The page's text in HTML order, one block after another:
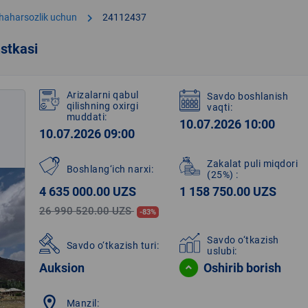
uchun chevron_right 24112437
Arizalarni qabul
qilishning oxirgi
muddati:
10.07.2026 09:00
Savdo boshlanish
vaqti:
10.07.2026 10:00
Boshlang‘ich narxi:
4 635 000.00 UZS
26 990 520.00 UZS -83%
Zakalat puli miqdori
(25%) :
1 158 750.00 UZS
Savdo o‘tkazish turi:
Auksion
Savdo o‘tkazish
uslubi:
Oshirib borish
location_on Manzil: